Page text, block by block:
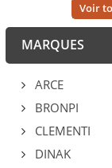
Voir
MARQUES
ARCE
BRONPI
CLEMENTI
DINAK